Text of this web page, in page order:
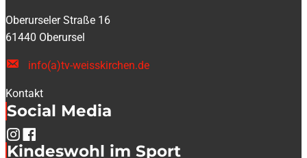
Oberurseler Straße 16
61440 Oberursel
info(a)tv-weisskirchen.de
Kontakt
Social Media
Kindeswohl im Sport